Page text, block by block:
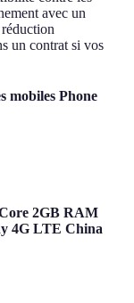
avec un
un contrat si vos
mobiles Phone
2GB RAM
4G LTE China